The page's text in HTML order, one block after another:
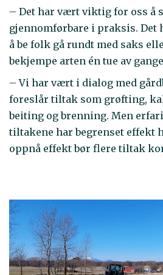
– Det har vært viktig for oss å
gjennomførbare i praksis. Det
å be folk gå rundt med saks
bekjempe arten én tue av
– Vi har vært i dialog med
foreslår tiltak som grøfting,
beiting og brenning. Men
tiltakene har begrenset effekt
oppnå effekt bør flere tiltak